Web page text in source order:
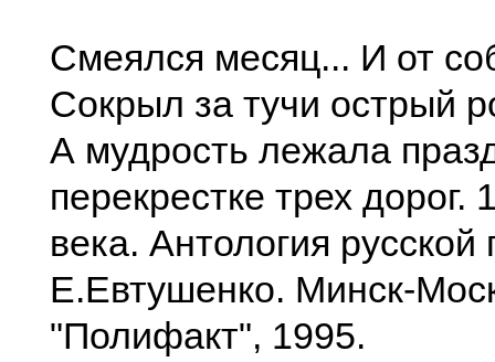
Смеялся месяц... И от
Сокрыл за тучи острый
А мудрость лежала
перекрестке трех
века. Антология русской
Е.Евтушенко. Минск-
"Полифакт", 1995.